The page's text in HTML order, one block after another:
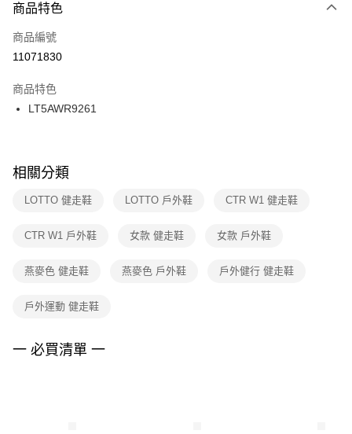
３．安心：先確認商品／服務後，再付款。
【「AFTEE先享後付」結帳流程】
１．於結帳方式選擇「AFTEE先享後付」後，將跳轉至「AFTEE先享後付」
２．訂單成立數日內，您將收到繳費通知簡訊。
３．收到繳費通知簡訊後14天內，點擊此簡訊中的連結，可透過四大超商／
ATM／網路銀行／等多元方式進行付款，方視為交易完成。
※ 交易是否成功請以「AFTEE先享後付 」之結帳頁面顯示為準，若有關於
是否繳費成功／繳費後需取消欲退款等相關疑問，請聯繫「AFTEE先享後付
客戶支援中心」https://netprotections.freshdesk.com/support/home
１．透過由恩沛科技股份有限公司提供之「AFTEE先享後付」服務完成之交
權轉讓予恩沛科技股份有限公司。
３．未成年的使用者請事先徵得法定代理人或監護人之同意方可使用
４．使用「AFTEE先享後付」時，將依據個別帳號之用戶狀況，依本公司即
每筆NT$100，滿NT$1,500(含以上)免運費
宅配
每筆NT$100，滿NT$1,500(含以上)免運費
付款後門市自取
每筆NT$100，滿NT$1,500(含以上)免運費
商品特色
商品編號
11071830
商品特色
LT5AWR9261
相關分類
LOTTO 健走鞋 LOTTO 戶外鞋 CTR W1 健走鞋
CTR W1 戶外鞋 女款 健走鞋 女款 戶外鞋
燕麥色 健走鞋 燕麥色 戶外鞋 戶外健行 健走鞋
戶外運動 健走鞋
一 必買清單 一